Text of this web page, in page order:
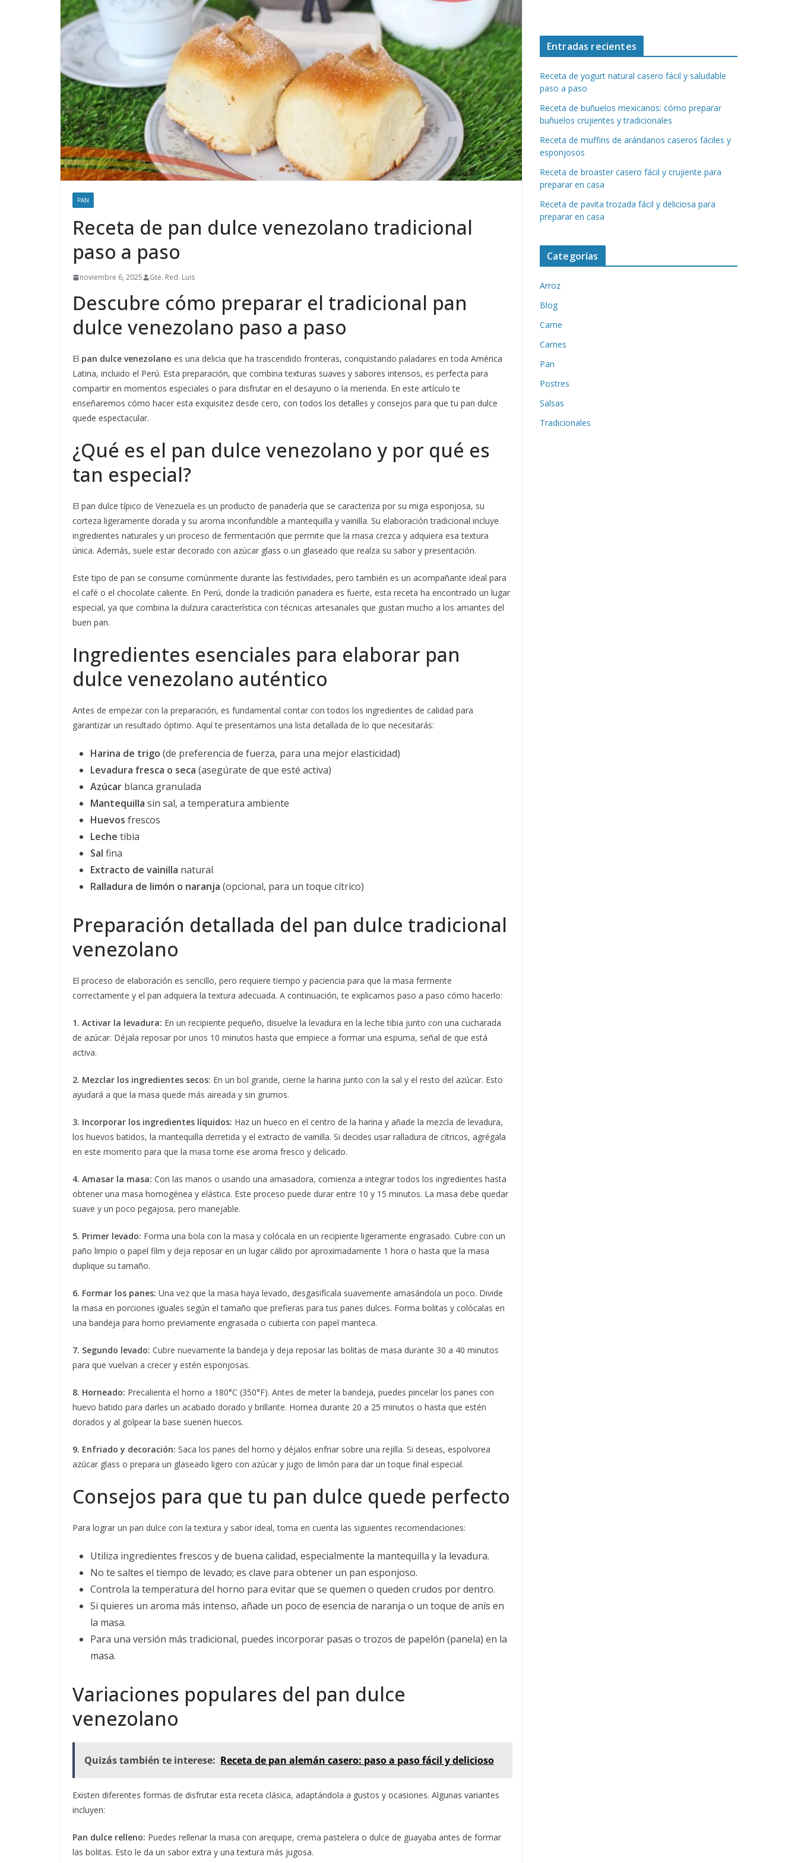
PAN
Receta de pan dulce venezolano tradicional
paso a paso
noviembre 6, 2025 Gte. Red. Luis
Descubre cómo preparar el tradicional pan
dulce venezolano paso a paso
El pan dulce venezolano es una delicia que ha trascendido fronteras, conquistando paladares en toda América
Latina, incluido el Perú. Esta preparación, que combina texturas suaves y sabores intensos, es perfecta para
compartir en momentos especiales o para disfrutar en el desayuno o la merienda. En este artículo te
enseñaremos cómo hacer esta exquisitez desde cero, con todos los detalles y consejos para que tu pan dulce
quede espectacular.
¿Qué es el pan dulce venezolano y por qué es
tan especial?
El pan dulce típico de Venezuela es un producto de panadería que se caracteriza por su miga esponjosa, su
corteza ligeramente dorada y su aroma inconfundible a mantequilla y vainilla. Su elaboración tradicional incluye
ingredientes naturales y un proceso de fermentación que permite que la masa crezca y adquiera esa textura
única. Además, suele estar decorado con azúcar glass o un glaseado que realza su sabor y presentación.
Este tipo de pan se consume comúnmente durante las festividades, pero también es un acompañante ideal para
el café o el chocolate caliente. En Perú, donde la tradición panadera es fuerte, esta receta ha encontrado un lugar
especial, ya que combina la dulzura característica con técnicas artesanales que gustan mucho a los amantes del
buen pan.
Ingredientes esenciales para elaborar pan
dulce venezolano auténtico
Antes de empezar con la preparación, es fundamental contar con todos los ingredientes de calidad para
garantizar un resultado óptimo. Aquí te presentamos una lista detallada de lo que necesitarás:
Harina de trigo (de preferencia de fuerza, para una mejor elasticidad)
Levadura fresca o seca (asegúrate de que esté activa)
Azúcar blanca granulada
Mantequilla sin sal, a temperatura ambiente
Huevos frescos
Leche tibia
Sal fina
Extracto de vainilla natural
Ralladura de limón o naranja (opcional, para un toque cítrico)
Preparación detallada del pan dulce tradicional
venezolano
El proceso de elaboración es sencillo, pero requiere tiempo y paciencia para que la masa fermente
correctamente y el pan adquiera la textura adecuada. A continuación, te explicamos paso a paso cómo hacerlo:
1. Activar la levadura: En un recipiente pequeño, disuelve la levadura en la leche tibia junto con una cucharada
de azúcar. Déjala reposar por unos 10 minutos hasta que empiece a formar una espuma, señal de que está
activa.
2. Mezclar los ingredientes secos: En un bol grande, cierne la harina junto con la sal y el resto del azúcar. Esto
ayudará a que la masa quede más aireada y sin grumos.
3. Incorporar los ingredientes líquidos: Haz un hueco en el centro de la harina y añade la mezcla de levadura,
los huevos batidos, la mantequilla derretida y el extracto de vainilla. Si decides usar ralladura de cítricos, agrégala
en este momento para que la masa tome ese aroma fresco y delicado.
4. Amasar la masa: Con las manos o usando una amasadora, comienza a integrar todos los ingredientes hasta
obtener una masa homogénea y elástica. Este proceso puede durar entre 10 y 15 minutos. La masa debe quedar
suave y un poco pegajosa, pero manejable.
5. Primer levado: Forma una bola con la masa y colócala en un recipiente ligeramente engrasado. Cubre con un
paño limpio o papel film y deja reposar en un lugar cálido por aproximadamente 1 hora o hasta que la masa
duplique su tamaño.
6. Formar los panes: Una vez que la masa haya levado, desgasifícala suavemente amasándola un poco. Divide
la masa en porciones iguales según el tamaño que prefieras para tus panes dulces. Forma bolitas y colócalas en
una bandeja para horno previamente engrasada o cubierta con papel manteca.
7. Segundo levado: Cubre nuevamente la bandeja y deja reposar las bolitas de masa durante 30 a 40 minutos
para que vuelvan a crecer y estén esponjosas.
8. Horneado: Precalienta el horno a 180°C (350°F). Antes de meter la bandeja, puedes pincelar los panes con
huevo batido para darles un acabado dorado y brillante. Hornea durante 20 a 25 minutos o hasta que estén
dorados y al golpear la base suenen huecos.
9. Enfriado y decoración: Saca los panes del horno y déjalos enfriar sobre una rejilla. Si deseas, espolvorea
azúcar glass o prepara un glaseado ligero con azúcar y jugo de limón para dar un toque final especial.
Consejos para que tu pan dulce quede perfecto
Para lograr un pan dulce con la textura y sabor ideal, toma en cuenta las siguientes recomendaciones:
Utiliza ingredientes frescos y de buena calidad, especialmente la mantequilla y la levadura.
No te saltes el tiempo de levado; es clave para obtener un pan esponjoso.
Controla la temperatura del horno para evitar que se quemen o queden crudos por dentro.
Si quieres un aroma más intenso, añade un poco de esencia de naranja o un toque de anís en
la masa.
Para una versión más tradicional, puedes incorporar pasas o trozos de papelón (panela) en la
masa.
Variaciones populares del pan dulce
venezolano
Quizás también te interese: Receta de pan alemán casero: paso a paso fácil y delicioso
Existen diferentes formas de disfrutar esta receta clásica, adaptándola a gustos y ocasiones. Algunas variantes
incluyen:
Pan dulce relleno: Puedes rellenar la masa con arequipe, crema pastelera o dulce de guayaba antes de formar
las bolitas. Esto le da un sabor extra y una textura más jugosa.
Entradas recientes
Receta de yogurt natural casero fácil y saludable
paso a paso
Receta de buñuelos mexicanos: cómo preparar
buñuelos crujientes y tradicionales
Receta de muffins de arándanos caseros fáciles y
esponjosos
Receta de broaster casero fácil y crujiente para
preparar en casa
Receta de pavita trozada fácil y deliciosa para
preparar en casa
Categorías
Arroz
Blog
Carne
Carnes
Pan
Postres
Salsas
Tradicionales